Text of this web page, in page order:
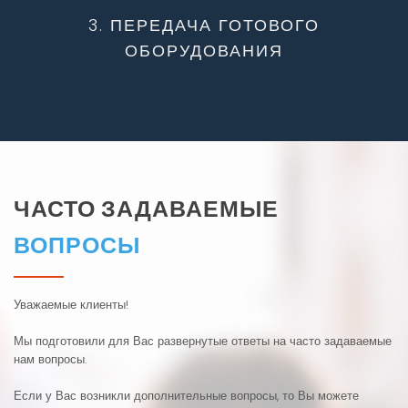
3. ПЕРЕДАЧА ГОТОВОГО
ОБОРУДОВАНИЯ
ЧАСТО ЗАДАВАЕМЫЕ
ВОПРОСЫ
Уважаемые клиенты!
Мы подготовили для Вас развернутые ответы на часто задаваемые
нам вопросы.
Если у Вас возникли дополнительные вопросы, то Вы можете